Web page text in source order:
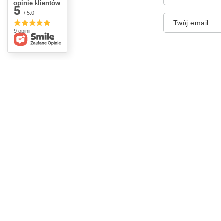
Twój email
opinie klientów
5 / 5.0
9 opinii